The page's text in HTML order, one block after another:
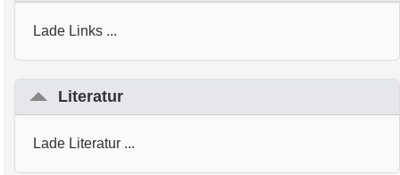
Lade Links ...
Literatur
Lade Literatur ...